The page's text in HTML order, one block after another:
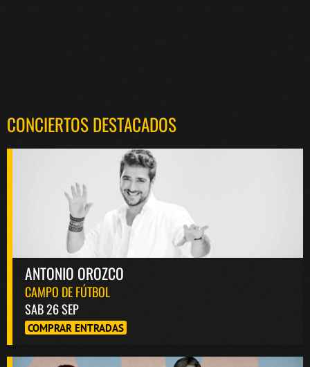
CONCIERTOS DESTACADOS
ANTONIO OROZCO
CAMPO DE FÚTBOL
SAB 26 SEP
COMPRAR ENTRADAS